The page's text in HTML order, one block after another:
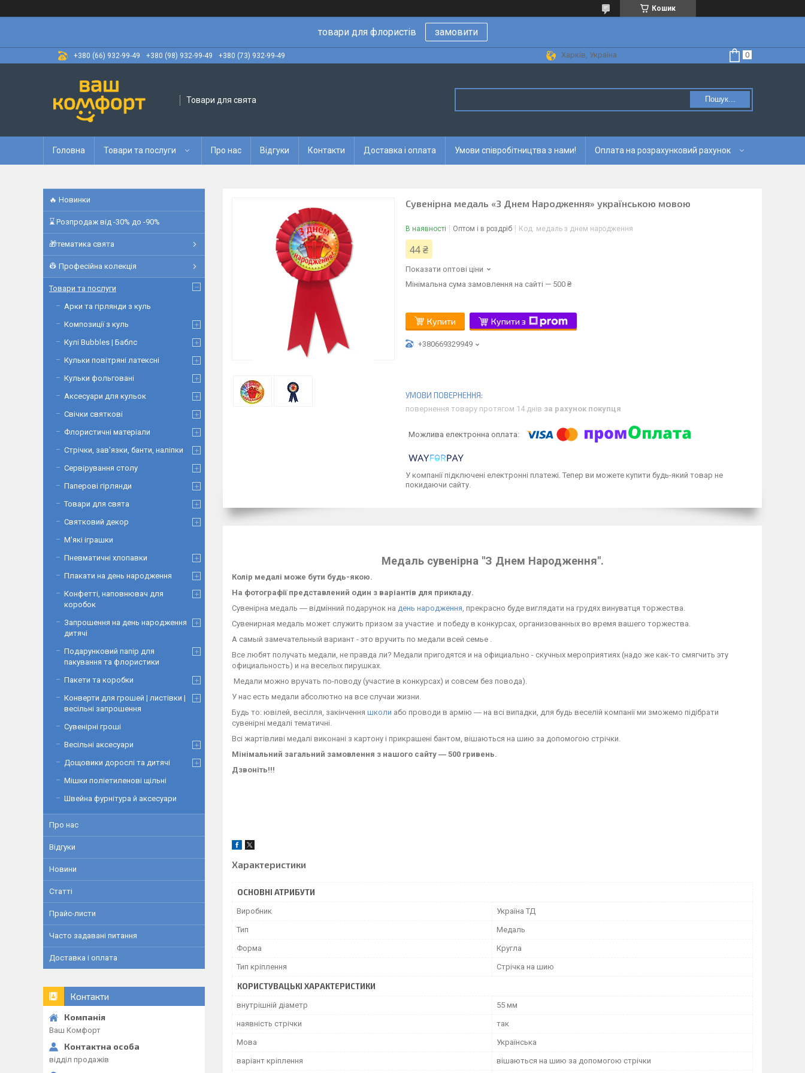
Кошик
товари для флористів замовити
+380 (66) 932-99-49 +380 (98) 932-99-49 +380 (73) 932-99-49 Харків, Україна
Товари для свята Пошук...
Головна Товари та послуги Про нас Відгуки Контакти Доставка і оплата Умови співробітництва з нами! Оплата на розрахунковий рахунок
Сувенірна медаль «З Днем Народження» українською мовою
В наявності Оптом і в роздріб Код: медаль з днем народження
44 ₴
Показати оптові ціни
Мінімальна сума замовлення на сайті — 500 ₴
Купити Купити з
+380669329949
повернення товару протягом 14 днів за рахунок покупця
У компанії підключені електронні платежі. Тепер ви можете купити будь-який товар не
покидаючи сайту.
Медаль сувенірна "З Днем Народження".
Колір медалі може бути будь-якою.
На фотографії представлений один з варіантів для прикладу.
Сувенірна медаль ― відмінний подарунок на день народження , прекрасно буде виглядати на грудях винуватця торжества.
Сувенирная медаль может служить призом за участие и победу в конкурсах, организованных во время вашего торжества.
А самый замечательный вариант - это вручить по медали всей семье .
Все любят получать медали, не правда ли? Медали пригодятся и на официально - скучных мероприятиях (надо же как-то смягчить эту
официальность) и на веселых пирушках.
Медали можно вручать по-поводу (участие в конкурсах) и совсем без повода).
У нас есть медали абсолютно на все случаи жизни.
Будь то: ювілей, весілля, закінчення школи або проводи в армію ― на всі випадки, для будь веселій компанії ми зможемо підібрати
сувенірні медалі тематичні.
Всі жартівливі медалі виконані з картону і прикрашені бантом, вішаються на шию за допомогою стрічки.
Мінімальний загальний замовлення з нашого сайту ― 500 гривень.
Дзвоніть!!!
Характеристики
ОСНОВНІ АТРИБУТИ
Виробник Україна ТД
Тип Медаль
Форма Кругла
Тип кріплення Стрічка на шию
КОРИСТУВАЦЬКI ХАРАКТЕРИСТИКИ
внутрішній діаметр 55 мм
наявність стрічки так
Мова Українська
варіант кріплення вішаються на шию за допомогою стрічки
🔥 Новинки
⌛ Розпродаж від -30% до -90%
🎁тематика свята
👷 Професійна колекція
Товари та послуги
Арки та гірлянди з куль
Композиції з куль
Кулі Bubbles | Баблс
Кульки повітряні латексні
Кульки фольговані
Аксесуари для кульок
Свічки святкові
Флористичні матеріали
Стрічки, зав'язки, банти, наліпки
Сервірування столу
Паперові гірлянди
Товари для свята
Святковий декор
М'які іграшки
Пневматичні хлопавки
Плакати на день народження
Конфетті, наповнювач для
коробок
Запрошення на день народження
дитячі
Подарунковий папір для
пакування та флористики
Пакети та коробки
Конверти для грошей | листівки |
весільні запрошення
Сувенірні гроші
Весільні аксесуари
Дощовики дорослі та дитячі
Мішки поліетиленові щільні
Швейна фурнітура й аксесуари
Про нас
Відгуки
Новини
Статті
Прайс-листи
Часто задавані питання
Доставка і оплата
Контакти
Ваш Комфорт
відділ продажів